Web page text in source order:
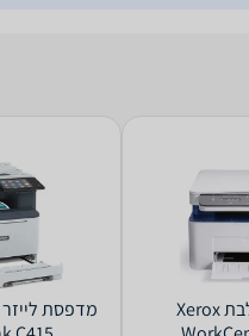
‏לייזר ‏משולבת Xerox